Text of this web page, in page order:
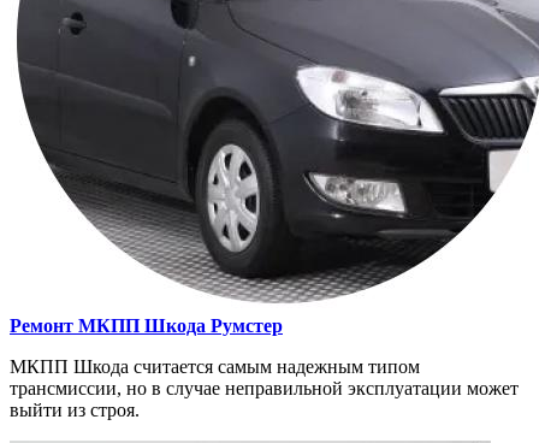
Ремонт МКПП Шкода Румстер
МКПП Шкода считается самым надежным типом
трансмиссии, но в случае неправильной эксплуатации может
выйти из строя.